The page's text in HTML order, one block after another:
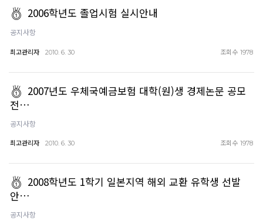
2006학년도 졸업시험 실시안내
공지사항
최고관리자 2010. 6. 30 조회수 1978
2007년도 우체국예금보험 대학(원)생 경제논문 공모
전…
공지사항
최고관리자 2010. 6. 30 조회수 1978
2008학년도 1학기 일본지역 해외 교환 유학생 선발
안…
공지사항